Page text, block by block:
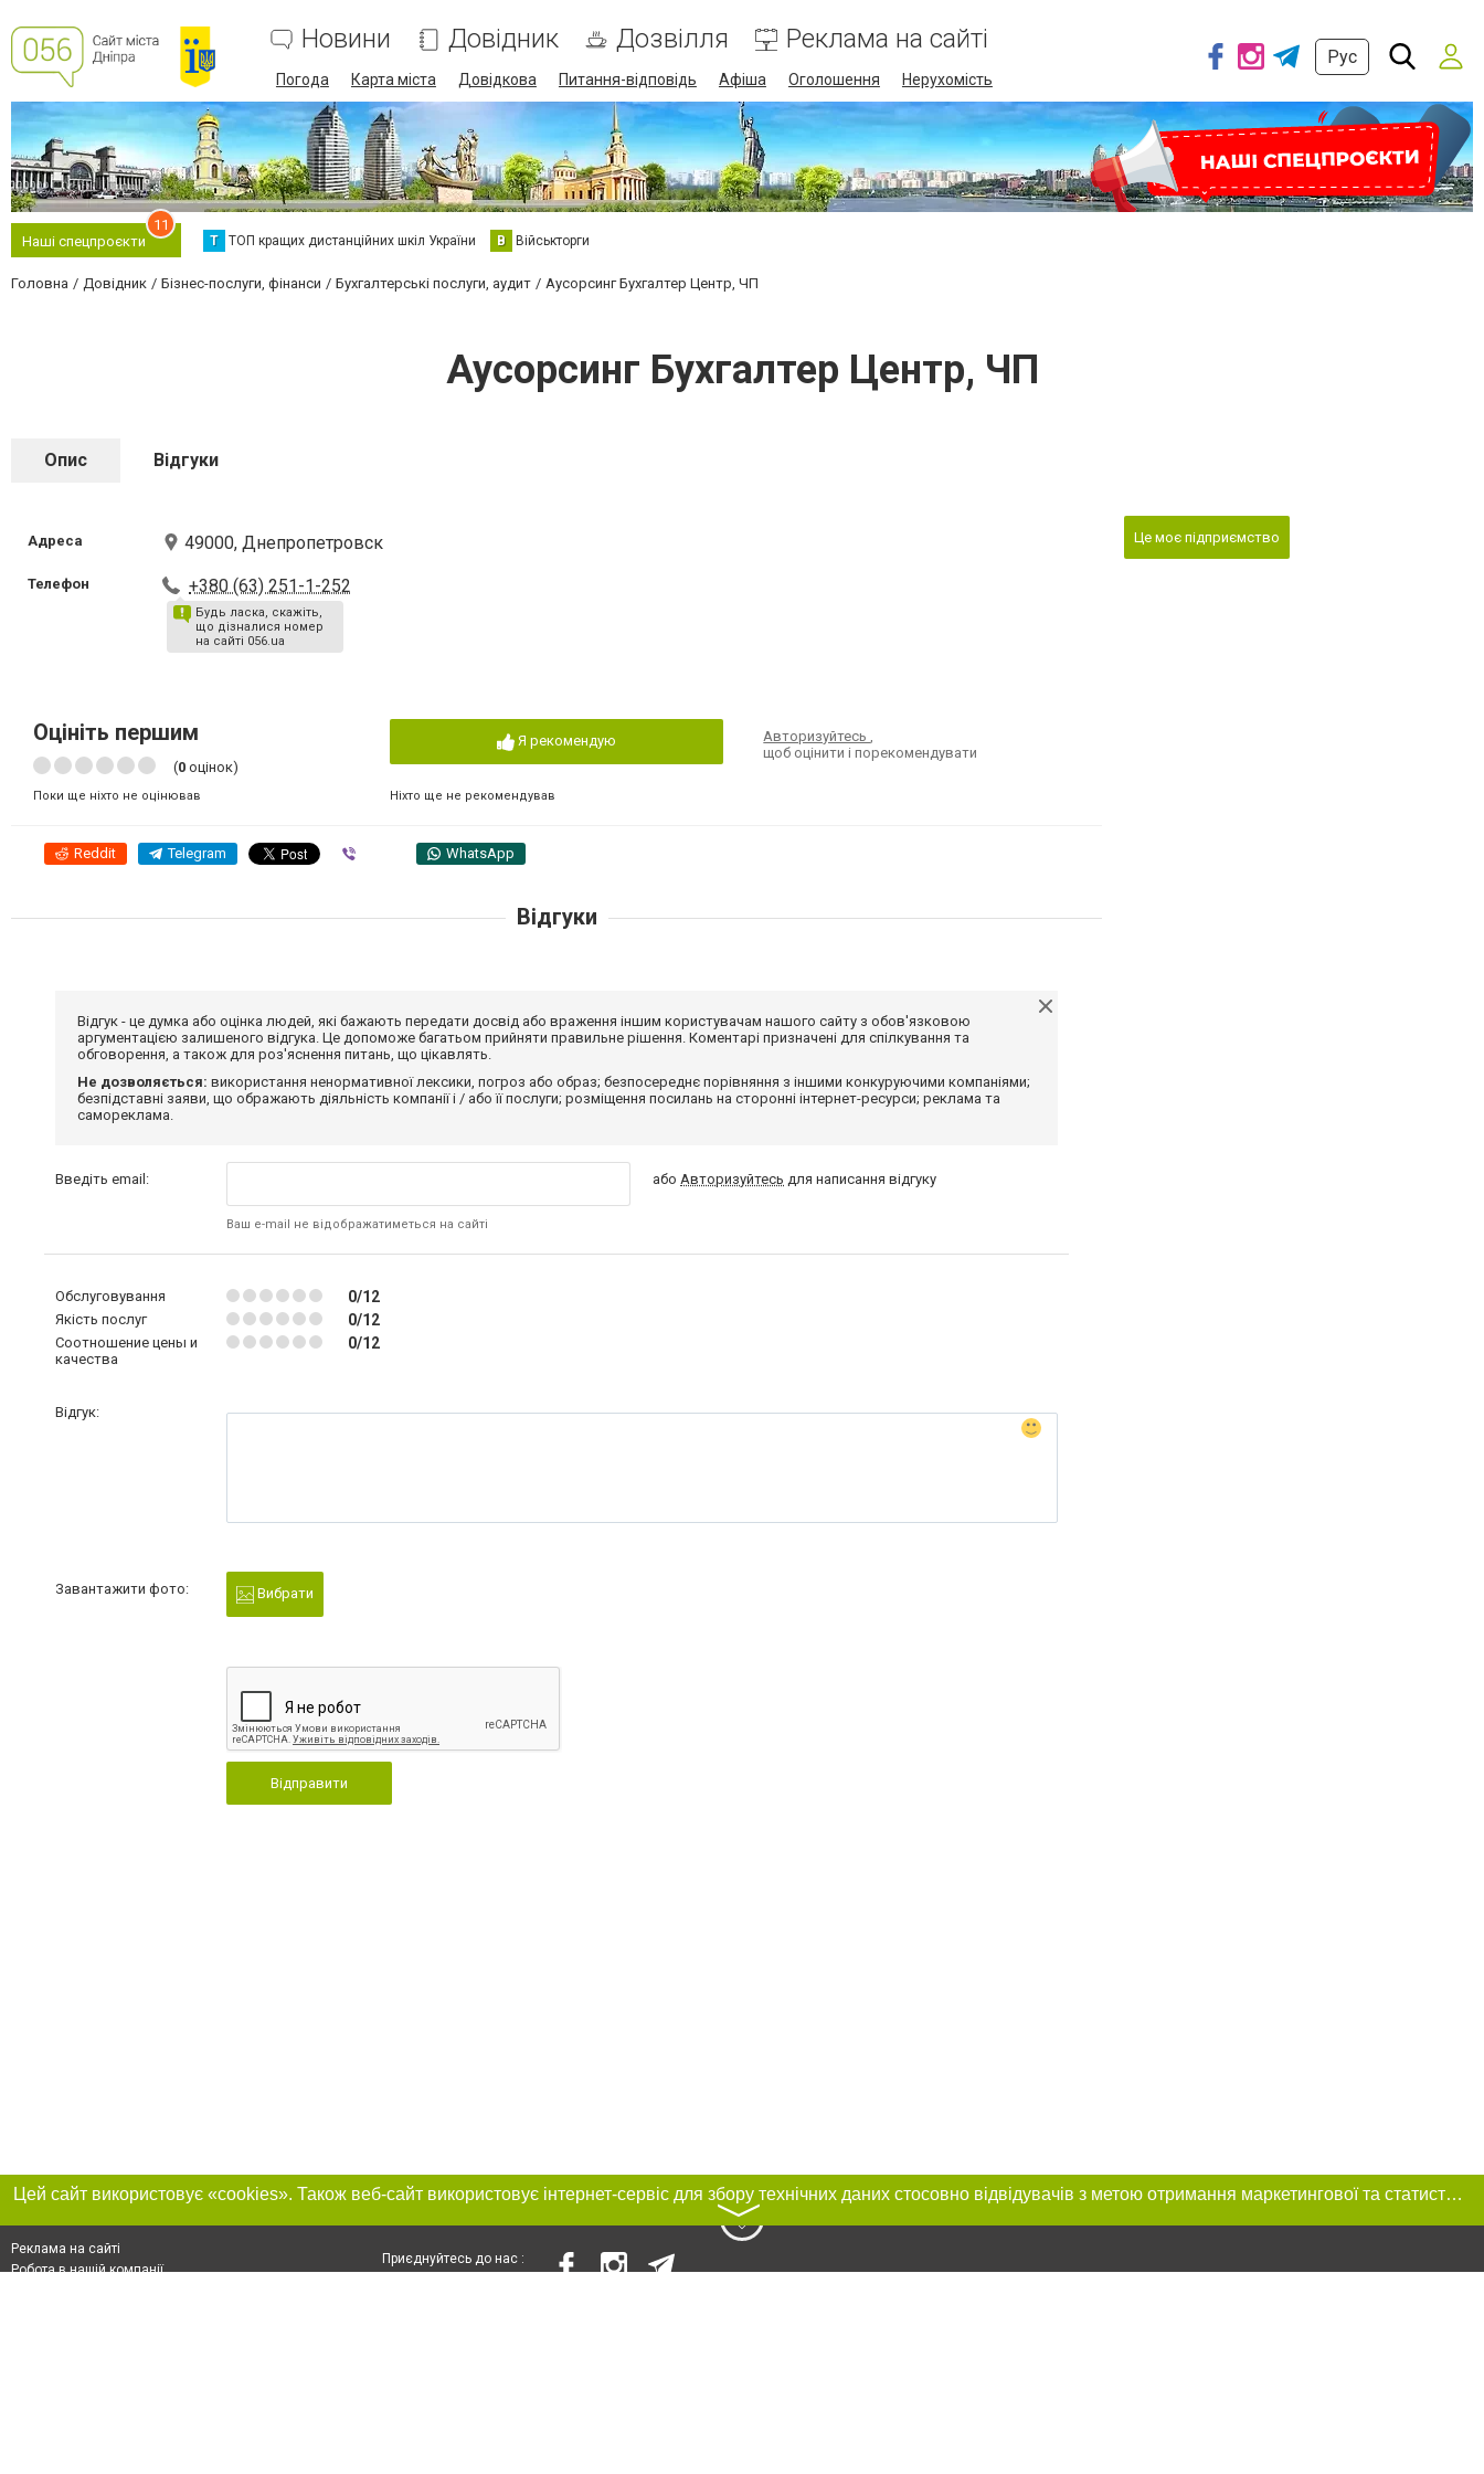
Новини Довідник Дозвілля Реклама на сайті
Погода Карта міста Довідкова Питання-відповідь Афіша Оголошення Нерухомість
Рус
Наші спецпроєкти
11
Т ТОП кращих дистанційних шкіл України В Військторги
Головна Довідник Бізнес-послуги, фінанси Бухгалтерські послуги, аудит Аусорсинг Бухгалтер Центр, ЧП
Аусорсинг Бухгалтер Центр, ЧП
Опис Відгуки
Адреса 49000, Днепропетровск
Телефон +380 (63) 251-1-252
Будь ласка, скажіть,
що дізналися номер
на сайті 056.ua
Оцініть першим
(0 оцінок)
Поки ще ніхто не оцінював
Я рекомендую
Ніхто ще не рекомендував
Авторизуйтесь,
щоб оцінити і порекомендувати
Reddit Telegram WhatsApp
Це моє підприємство
Відгуки
Відгук - це думка або оцінка людей, які бажають передати досвід або враження іншим користувачам нашого сайту з обов'язковою
аргументацією залишеного відгука. Це допоможе багатьом прийняти правильне рішення. Коментарі призначені для спілкування та
обговорення, а також для роз'яснення питань, що цікавлять.
Не дозволяється: використання ненормативної лексики, погроз або образ; безпосереднє порівняння з іншими конкуруючими компаніями;
безпідставні заяви, що ображають діяльність компанії і / або її послуги; розміщення посилань на сторонні інтернет-ресурси; реклама та
самореклама.
Введіть email:
Ваш e-mail не відображатиметься на сайті
абоАвторизуйтесь для написання відгуку
Обслуговування 0/12
Якість послуг 0/12
Соотношение цены и
качества
0/12
Відгук:
Завантажити фото: Вибрати
Відправити
Цей сайт використовує «cookies». Також веб-сайт використовує інтернет-сервіс для збору технічних даних стосовно відвідувачів з метою отримання маркетингової та статистичної інформації. Умови обробки даних відвідувачів сайту див.
〉
Реклама на сайті
Робота в нашій компанії
Приєднуйтесь до нас :